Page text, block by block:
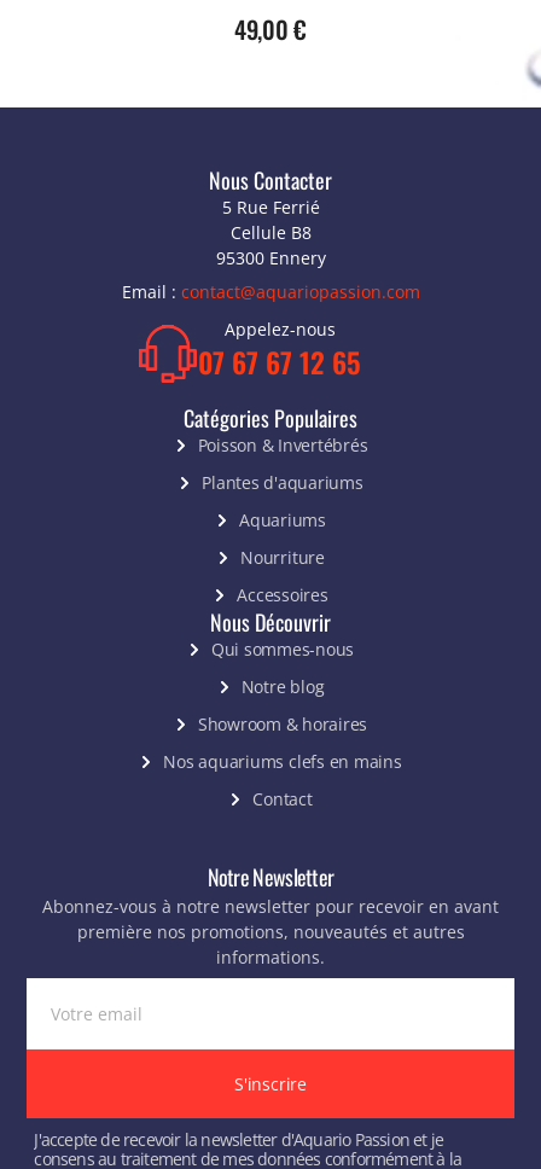
49,00€
Nous Contacter
5 Rue Ferrié
Cellule B8
95300 Ennery
Email : contact@aquariopassion.com
Appelez-nous
07 67 67 12 65
Catégories Populaires
Poisson & Invertébrés
Plantes d'aquariums
Aquariums
Nourriture
Accessoires
Nous Découvrir
Qui sommes-nous
Notre blog
Showroom & horaires
Nos aquariums clefs en mains
Contact
Notre Newsletter
Abonnez-vous à notre newsletter pour recevoir en avant
première nos promotions, nouveautés et autres
informations.
J'accepte de recevoir la newsletter d'Aquario Passion et je
consens au traitement de mes données conformément à la
S'inscrire